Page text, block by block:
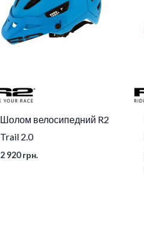
Шолом велосипедний R2
Trail 2.0
2 920грн.